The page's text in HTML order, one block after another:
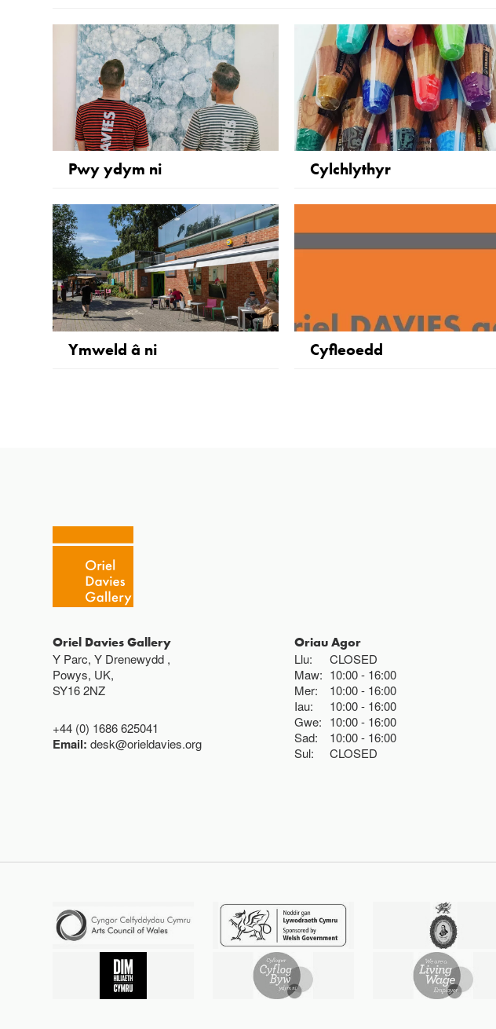
Pwy ydym ni Cylchlythyr
Ymweld â ni Cyfleoedd
Oriel Davies Gallery
Y Parc, Y Drenewydd ,
Powys, UK,
SY16 2NZ
+44 (0) 1686 625041
Email:desk@orieldavies.org
Oriau Agor
Llu:
CLOSED
Maw: 10:00
16:00
Mer:
10:00
16:00
Iau:
10:00
16:00
Gwe: 10:00
16:00
Sad:
10:00
16:00
Sul:
CLOSED